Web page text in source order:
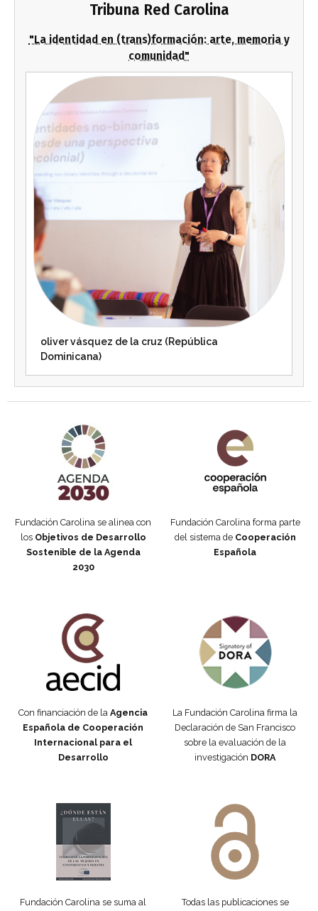
Tribuna Red Carolina
"La identidad en (trans)formación: arte, memoria y
comunidad"
oliver vásquez de la cruz (República
Dominicana)
Fundación Carolina se alinea con
los Objetivos de Desarrollo
Sostenible de la Agenda
2030
Fundación Carolina forma parte
del sistema de Cooperación
Española
Con financiación de la Agencia
Española de Cooperación
Internacional para el
Desarrollo
La Fundación Carolina firma la
Declaración de San Francisco
sobre la evaluación de la
investigación DORA
Fundación Carolina se suma al
Todas las publicaciones se